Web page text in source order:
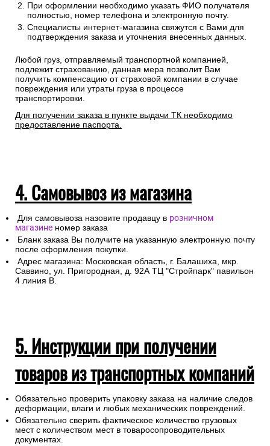
При оформлении необходимо указать ФИО получателя
полностью, номер телефона и электронную почту.
Специалисты интернет-магазина свяжутся с Вами для
подтверждения заказа и уточнения внесенных данных.
Любой груз, отправляемый транспортной компанией,
подлежит страхованию, данная мера позволит Вам
получить компенсацию от страховой компании в случае
повреждения или утраты груза в процессе
транспортировки.
Для получении заказа в пункте выдачи ТК необходимо
предоставление паспорта.
4. Самовывоз из магазина
Для самовывоза назовите продавцу в розничном
магазине номер заказа
Бланк заказа Вы получите на указанную электронную почту
после оформления покупки.
Адрес магазина: Московская область, г. Балашиха, мкр.
Саввино, ул. Пригородная, д. 92А ТЦ "Стройпарк" павильон
4 линия В.
5. Инструкции при получении
товаров из транспортных компаний
Обязательно проверить упаковку заказа на наличие следов
деформации, влаги и любых механических повреждений.
Обязательно сверить фактическое количество грузовых
мест с количеством мест в товаросопроводительных
документах.